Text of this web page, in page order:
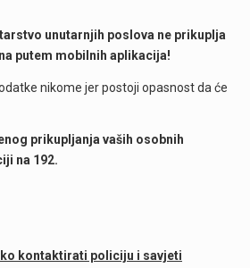
unutarnjih poslova ne prikuplja
putem mobilnih aplikacija!
nikome jer postoji opasnost da će
prikupljanja vaših osobnih
na 192.
kontaktirati policiju i savjeti